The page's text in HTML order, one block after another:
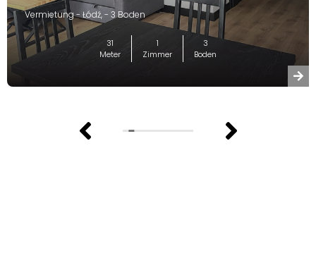
Vermietung - Łódź, - 3 Boden
31
Meter
1
Zimmer
3
Boden